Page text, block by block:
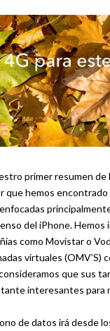
primer resumen de
que hemos encontrado
del iPhone. Hemos
como Movistar o
virtuales (OMV’S)
que sus
interesantes para
de datos irá desde